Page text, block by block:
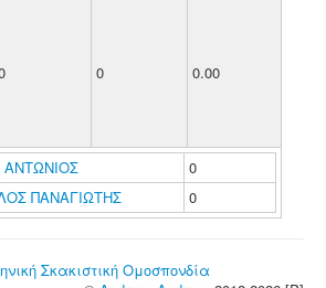
0 0.00
0
ΠΑΝΑΓΙΩΤΗΣ
0
Σκακιστική Ομοσπονδία